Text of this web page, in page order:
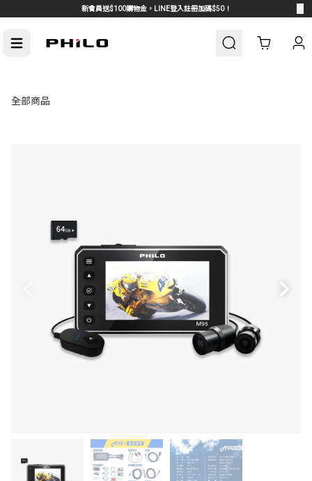
新會員送$100購物金，LINE登入註冊加碼$50！
Cart
全部商品